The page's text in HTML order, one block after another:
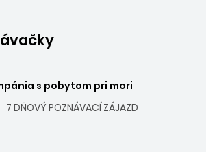
s pobytom pri mori
7 DŇOVÝ POZNÁVACÍ ZÁJAZD